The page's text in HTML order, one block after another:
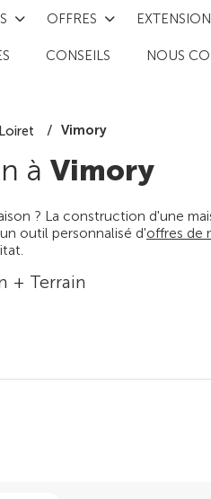
OFFRES EXTENSION
CONSEILS NOUS
Loiret Vimory
à Vimory
? La construction d'une
outil personnalisé d'offres de
+ Terrain